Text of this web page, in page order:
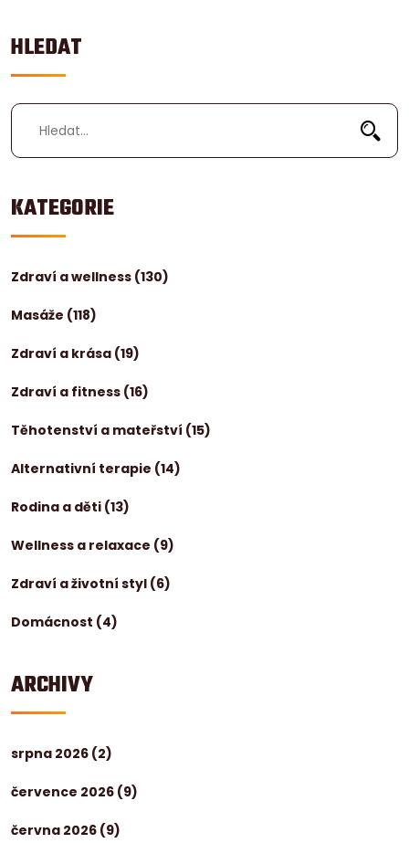
HLEDAT
KATEGORIE
Zdraví a wellness (130)
Masáže (118)
Zdraví a krása (19)
Zdraví a fitness (16)
Těhotenství a mateřství (15)
Alternativní terapie (14)
Rodina a děti (13)
Wellness a relaxace (9)
Zdraví a životní styl (6)
Domácnost (4)
ARCHIVY
srpna 2026 (2)
července 2026 (9)
června 2026 (9)